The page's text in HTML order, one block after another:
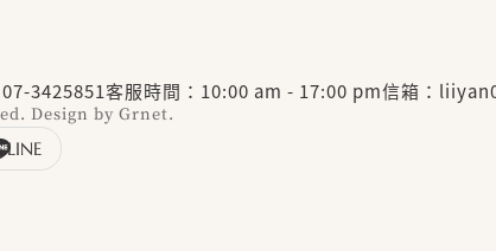
07-3425851客服時間：10:00 am - 17:00 pm信箱：
Design by Grnet.
LINE